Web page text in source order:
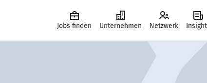
Jobs finden Unternehmen Netzwerk